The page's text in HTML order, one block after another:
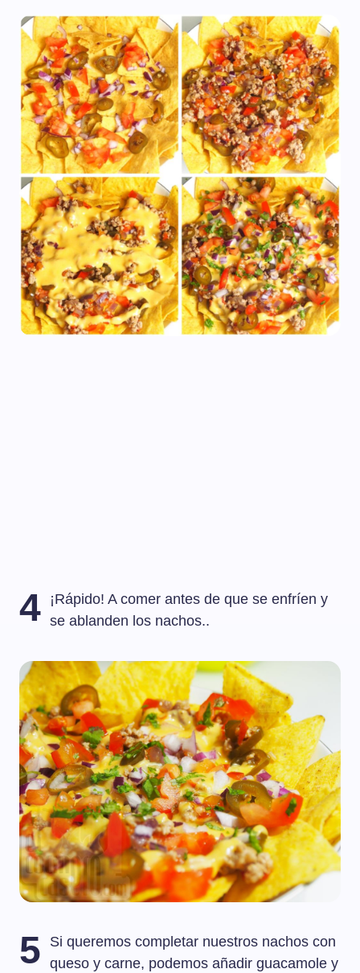
4
¡Rápido! A comer antes de que se enfríen y
se ablanden los nachos..
5
Si queremos completar nuestros nachos con
queso y carne, podemos añadir guacamole y